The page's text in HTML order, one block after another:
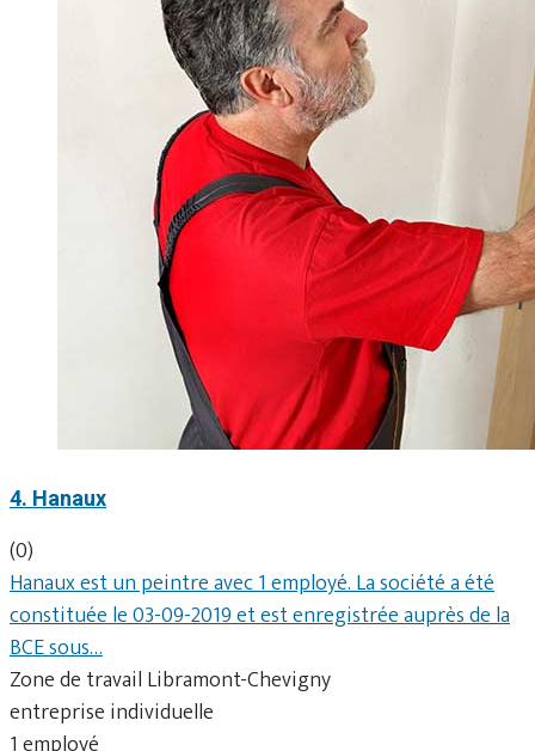
4. Hanaux
(0)
Hanaux est un peintre avec 1 employé. La société a été
constituée le 03-09-2019 et est enregistrée auprès de la
BCE sous…
Zone de travail Libramont-Chevigny
entreprise individuelle